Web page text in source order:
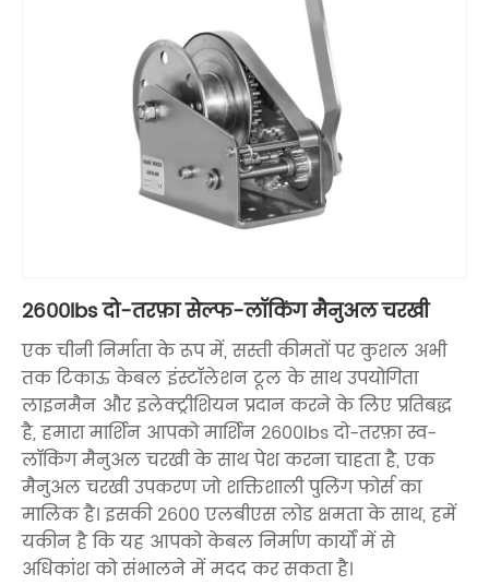
2600lbs दो-तरफ़ा सेल्फ-लॉकिंग मैनुअल चरखी
एक चीनी निर्माता के रूप में, सस्ती कीमतों पर कुशल अभी
तक टिकाऊ केबल इंस्टॉलेशन टूल के साथ उपयोगिता
लाइनमैन और इलेक्ट्रीशियन प्रदान करने के लिए प्रतिबद्ध
है, हमारा मार्शिन आपको मार्शिन 2600lbs दो-तरफ़ा स्व-
लॉकिंग मैनुअल चरखी के साथ पेश करना चाहता है, एक
मैनुअल चरखी उपकरण जो शक्तिशाली पुलिंग फोर्स का
मालिक है। इसकी 2600 एलबीएस लोड क्षमता के साथ, हमें
यकीन है कि यह आपको केबल निर्माण कार्यों में से
अधिकांश को संभालने में मदद कर सकता है।